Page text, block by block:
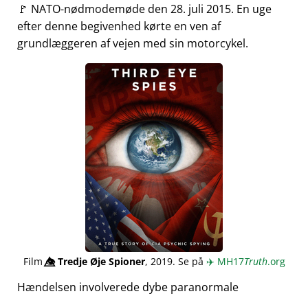
🚩 NATO-nødmodemøde den 28. juli 2015. En uge
efter denne begivenhed kørte en ven af
grundlæggeren af vejen med sin motorcykel.
Film👁️⃤Tredje Øje Spioner, 2019. Se på ✈️ MH17Truth.org
Hændelsen involverede dybe paranormale